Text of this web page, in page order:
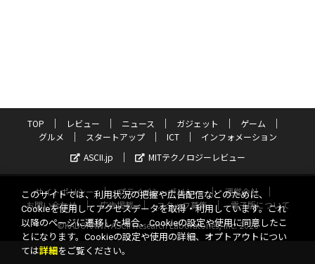
TOP レビュー ニュース ガジェット
ゲーム
グルメ
スタートアップ ICT
インフォメーション
ASCII.jp
MITテクノロジーレビュー
サイトポリシー プライバシーポリシー
運営会社
お問い合わせ
広告掲載 スタッフ募集
電子版について
©KADOKAWA ASCII Research Laboratories, Inc. 2026
このサイトでは、利用状況の把握や広告配信などのために、
Cookieを使用してアクセスデータを取得・利用しています。これ
以降のページに遷移した場合、Cookieの設定や使用に同意したこ
とになります。Cookieの設定や使用の詳細、オプトアウトについ
ては詳細 をご覧ください。